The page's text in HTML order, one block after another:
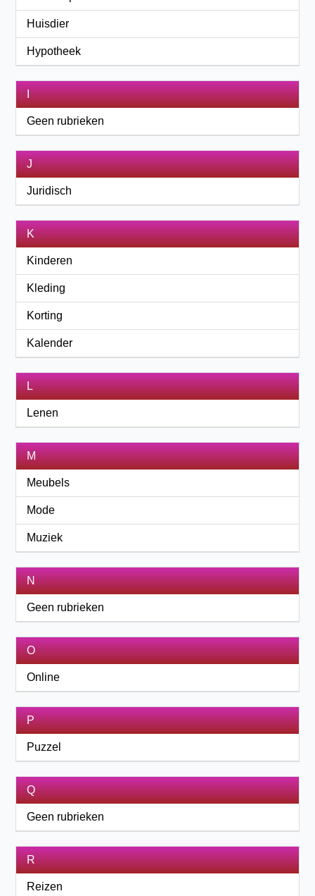
Huisdier
Hypotheek
I
Geen rubrieken
J
Juridisch
K
Kinderen
Kleding
Korting
Kalender
L
Lenen
M
Meubels
Mode
Muziek
N
Geen rubrieken
O
Online
P
Puzzel
Q
Geen rubrieken
R
Reizen